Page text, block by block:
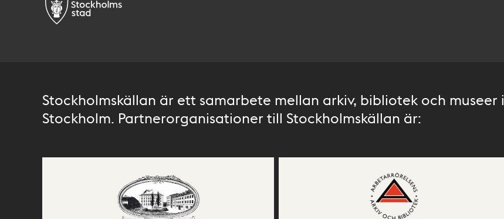
Stockholmskällan är ett samarbete mellan arkiv, bibliotek och museer i
Stockholm. Partnerorganisationer till Stockholmskällan är: